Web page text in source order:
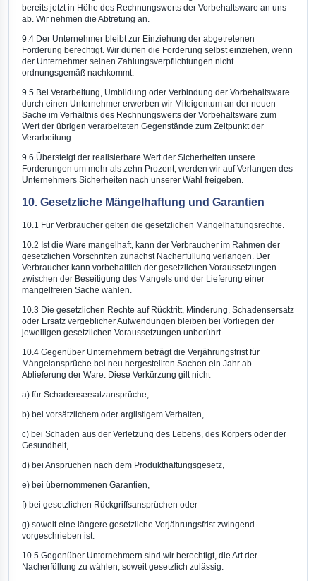
bereits jetzt in Höhe des Rechnungswerts der Vorbehaltsware an uns
ab. Wir nehmen die Abtretung an.
9.4 Der Unternehmer bleibt zur Einziehung der abgetretenen
Forderung berechtigt. Wir dürfen die Forderung selbst einziehen, wenn
der Unternehmer seinen Zahlungsverpflichtungen nicht
ordnungsgemäß nachkommt.
9.5 Bei Verarbeitung, Umbildung oder Verbindung der Vorbehaltsware
durch einen Unternehmer erwerben wir Miteigentum an der neuen
Sache im Verhältnis des Rechnungswerts der Vorbehaltsware zum
Wert der übrigen verarbeiteten Gegenstände zum Zeitpunkt der
Verarbeitung.
9.6 Übersteigt der realisierbare Wert der Sicherheiten unsere
Forderungen um mehr als zehn Prozent, werden wir auf Verlangen des
Unternehmers Sicherheiten nach unserer Wahl freigeben.
10. Gesetzliche Mängelhaftung und Garantien
10.1 Für Verbraucher gelten die gesetzlichen Mängelhaftungsrechte.
10.2 Ist die Ware mangelhaft, kann der Verbraucher im Rahmen der
gesetzlichen Vorschriften zunächst Nacherfüllung verlangen. Der
Verbraucher kann vorbehaltlich der gesetzlichen Voraussetzungen
zwischen der Beseitigung des Mangels und der Lieferung einer
mangelfreien Sache wählen.
10.3 Die gesetzlichen Rechte auf Rücktritt, Minderung, Schadensersatz
oder Ersatz vergeblicher Aufwendungen bleiben bei Vorliegen der
jeweiligen gesetzlichen Voraussetzungen unberührt.
10.4 Gegenüber Unternehmern beträgt die Verjährungsfrist für
Mängelansprüche bei neu hergestellten Sachen ein Jahr ab
Ablieferung der Ware. Diese Verkürzung gilt nicht
a) für Schadensersatzansprüche,
b) bei vorsätzlichem oder arglistigem Verhalten,
c) bei Schäden aus der Verletzung des Lebens, des Körpers oder der
Gesundheit,
d) bei Ansprüchen nach dem Produkthaftungsgesetz,
e) bei übernommenen Garantien,
f) bei gesetzlichen Rückgriffsansprüchen oder
g) soweit eine längere gesetzliche Verjährungsfrist zwingend
vorgeschrieben ist.
10.5 Gegenüber Unternehmern sind wir berechtigt, die Art der
Nacherfüllung zu wählen, soweit gesetzlich zulässig.